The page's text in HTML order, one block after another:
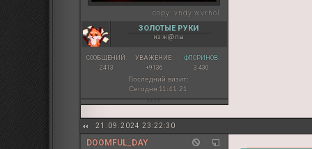
copy: vndy wvrhol
ЗОЛОТЫЕ РУКИ
из ж@пы
СООБЩЕНИЙ:
2413
УВАЖЕНИЕ:
+9136
ФЛОРИНОВ:
3 430
Последний визит:
Сегодня 11:41:21
21.09.2024 23:22:30
DOOMFUL_DAY